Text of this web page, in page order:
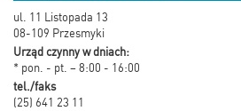
ul. 11 Listopada 13
08-109 Przesmyki
Urząd czynny w dniach:
* pon. - pt. – 8:00 - 16:00
tel./faks
(25) 641 23 11